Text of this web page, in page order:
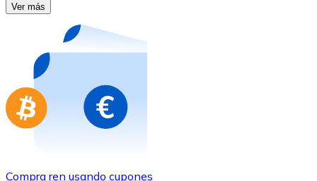
Compra tarjetas regalo de tus marcas favoritas con
Ir a la tienda de tarjetas regalo
Ver más
Compra ren usando cupones